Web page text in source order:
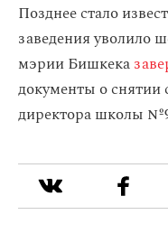
Позднее стало
заведения уволило
мэрии Бишкека
документы о
директора школы